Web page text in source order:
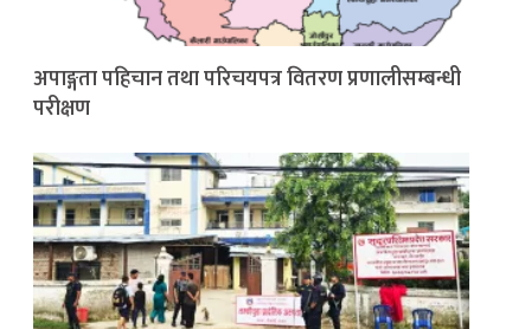
अपाङ्गता पहिचान तथा परिचयपत्र वितरण प्रणालीसम्बन्धी
परीक्षण